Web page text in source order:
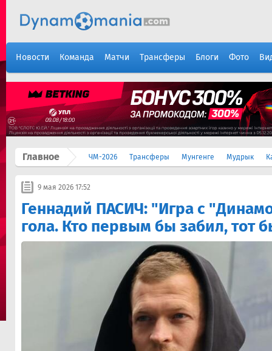
Новости Команда Матчи Трансферы Блоги Фото
Главное ЧМ-2026 Трансферы Мунгенге Мудрык
9 мая 2026 17:52
Геннадий ПАСИЧ: "Игра с
гола. Кто первым бы забил, тот